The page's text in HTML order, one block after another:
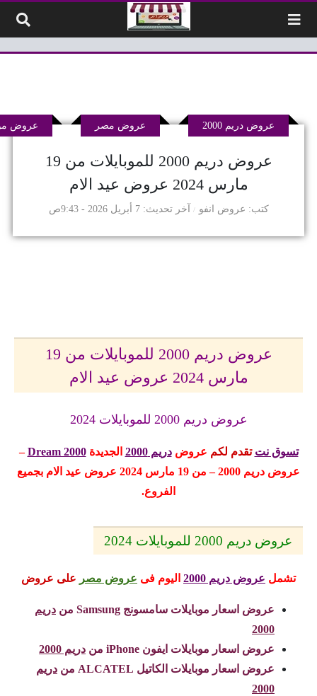
عروض دريم 2000 للموبايلات من 19
مارس 2024 عروض عيد الام
كتب عروض انفو
عروض دريم 2000 عروض مصر عروض
آخر تحديث 7 أبريل 2026 - 9:43ص
عروض دريم 2000 للموبايلات من 19
مارس 2024 عروض عيد الام
عروض دريم 2000 للموبايلات 2024
تسوق نت تقدم لكم عروض دريم 2000 الجديدةDream 2000
–
عروض دريم 2000 – من 19 مارس 2024 عروض عيد الام
بجميع
الفروع.
عروض دريم 2000 للموبايلات 2024
تشمل عروض دريم 2000 اليوم فى عروض مصر على عروض
عروض اسعار موبايلات سامسونج Samsung من
دريم
2000
عروض اسعار موبايلات ايفون iPhone من
دريم 2000
عروض اسعار موبايلات الكاتيل ALCATEL من
دريم
2000